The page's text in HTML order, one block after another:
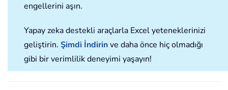
engellerini aşın.
Yapay zeka destekli araçlarla Excel yeteneklerinizi
geliştirin. Şimdi İndirinve daha önce hiç olmadığı
gibi bir verimlilik deneyimi yaşayın!